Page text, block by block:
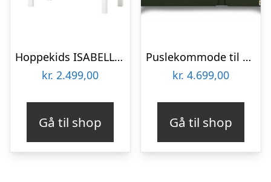
Hoppekids ISABELLA – Puslekommode – Hvid
kr. 2.499,00
Gå til shop
Puslekommode til børneværelset i birketræ og MDF H91 x B105 x D54 cm – Grøn
kr. 4.699,00
Gå til shop